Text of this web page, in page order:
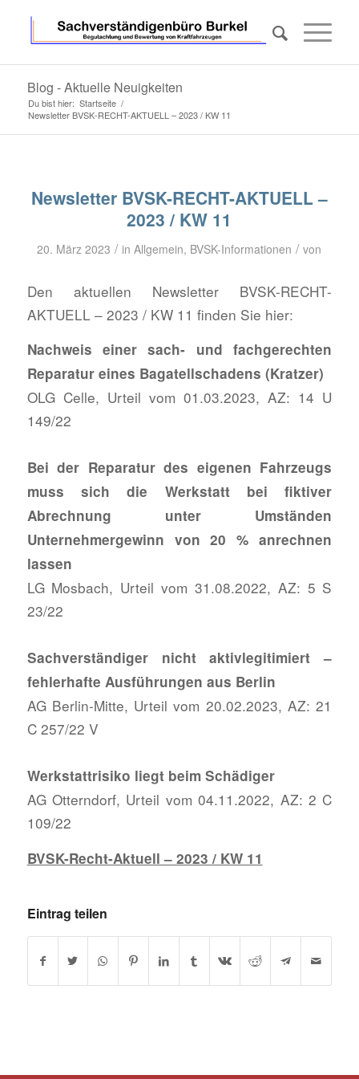
Blog - Aktuelle Neuigkeiten
Du bist hier: Startseite /
Newsletter BVSK-RECHT-AKTUELL – 2023 / KW 11
Newsletter BVSK-RECHT-AKTUELL –
2023 / KW 11
20. März 2023 / inAllgemein, BVSK-Informationen / von
Den aktuellen Newsletter BVSK-RECHT-
AKTUELL – 2023 / KW 11 finden Sie hier:
Nachweis einer sach- und fachgerechten
Reparatur eines Bagatellschadens (Kratzer)
OLG Celle, Urteil vom 01.03.2023, AZ: 14 U
149/22
Bei der Reparatur des eigenen Fahrzeugs
muss sich die Werkstatt bei fiktiver
Abrechnung unter Umständen
Unternehmergewinn von 20 % anrechnen
lassen
LG Mosbach, Urteil vom 31.08.2022, AZ: 5 S
23/22
Sachverständiger nicht aktivlegitimiert –
fehlerhafte Ausführungen aus Berlin
AG Berlin-Mitte, Urteil vom 20.02.2023, AZ: 21
C 257/22 V
Werkstattrisiko liegt beim Schädiger
AG Otterndorf, Urteil vom 04.11.2022, AZ: 2 C
109/22
BVSK-Recht-Aktuell – 2023 / KW 11
Eintrag teilen